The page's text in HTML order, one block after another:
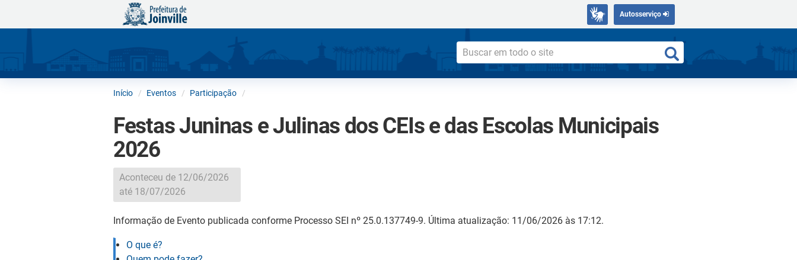
Autosserviço
Início Eventos Participação
Festas Juninas e Julinas dos CEIs e das Escolas Municipais
2026
Aconteceu de 12/06/2026
até 18/07/2026
Informação de Evento publicada conforme Processo SEI nº 25.0.137749-9. Última atualização: 11/06/2026 às 17:12.
O que é?